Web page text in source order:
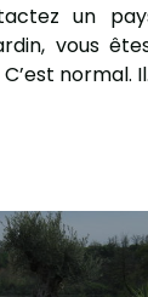
un
vous
normal.